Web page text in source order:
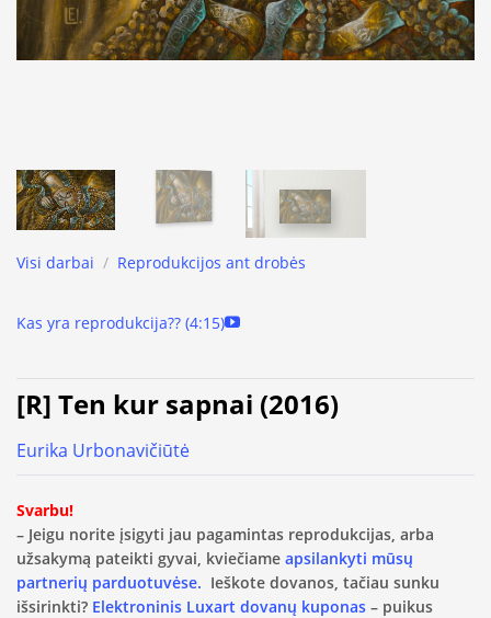
Visi darbai / Reprodukcijos ant drobės
Kas yra reprodukcija?? (4:15)
[R] Ten kur sapnai (2016)
Eurika Urbonavičiūtė
Svarbu!
– Jeigu norite įsigyti jau pagamintas reprodukcijas, arba
užsakymą pateikti gyvai, kviečiame apsilankyti mūsų
partnerių parduotuvėse. Ieškote dovanos, tačiau sunku
išsirinkti? Elektroninis Luxart dovanų kuponas – puikus